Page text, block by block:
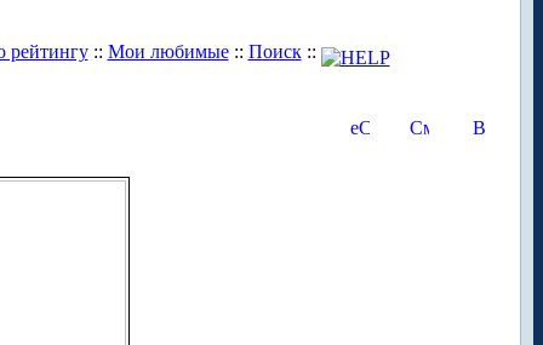
рейтингу:: Мои любимые:: Поиск::